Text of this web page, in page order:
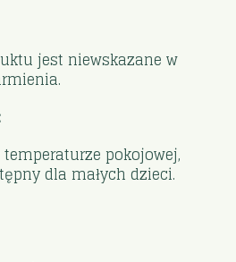
jest niewskazane w
pokojowej,
dla małych dzieci.